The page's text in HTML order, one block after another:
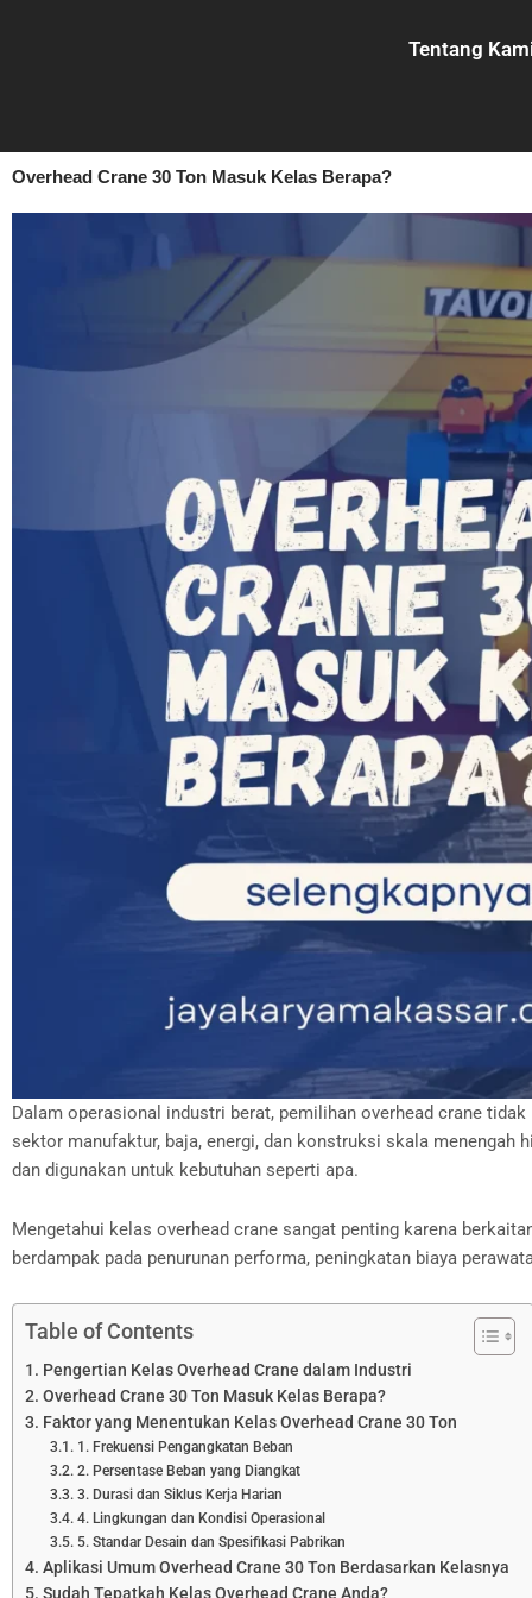
Tentang
Overhead Crane 30 Ton Masuk Kelas Berapa?
Dalam operasional industri berat, pemilihan overhead crane
sektor manufaktur, baja, energi, dan konstruksi skala menengah
dan digunakan untuk kebutuhan seperti apa.
Mengetahui kelas overhead crane sangat penting karena
berdampak pada penurunan performa, peningkatan biaya
Table of Contents
Pengertian Kelas Overhead Crane dalam Industri
Overhead Crane 30 Ton Masuk Kelas Berapa?
Faktor yang Menentukan Kelas Overhead Crane 30 Ton
1. Frekuensi Pengangkatan Beban
2. Persentase Beban yang Diangkat
3. Durasi dan Siklus Kerja Harian
4. Lingkungan dan Kondisi Operasional
5. Standar Desain dan Spesifikasi Pabrikan
Aplikasi Umum Overhead Crane 30 Ton Berdasarkan Kelasnya
Sudah Tepatkah Kelas Overhead Crane Anda?